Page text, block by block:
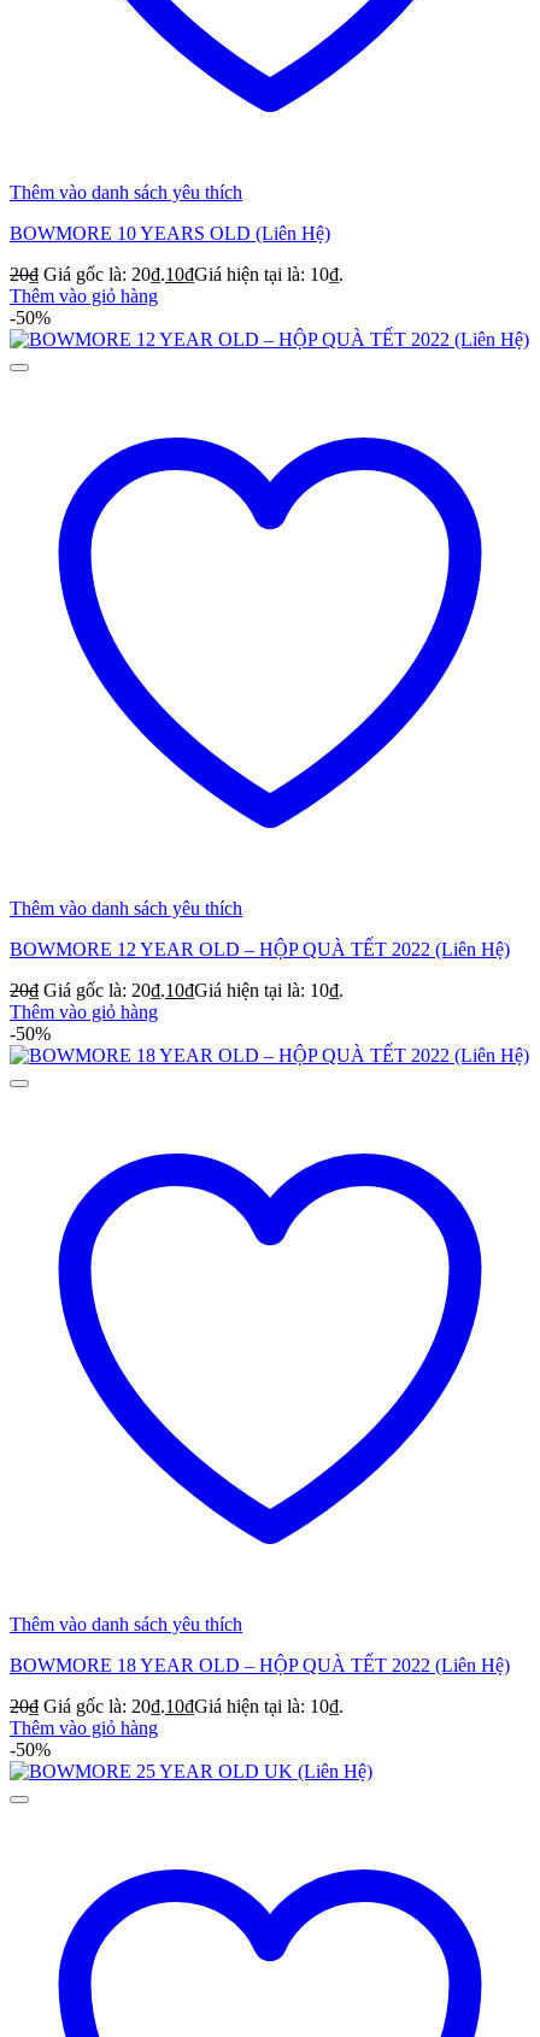
Thêm vào danh sách yêu thích
BOWMORE 10 YEARS OLD (Liên Hệ)
20₫ Giá gốc là: 20₫.10₫Giá hiện tại là: 10₫.
Thêm vào giỏ hàng
-50%
Thêm vào danh sách yêu thích
BOWMORE 12 YEAR OLD – HỘP QUÀ TẾT 2022 (Liên Hệ)
20₫ Giá gốc là: 20₫.10₫Giá hiện tại là: 10₫.
Thêm vào giỏ hàng
-50%
Thêm vào danh sách yêu thích
BOWMORE 18 YEAR OLD – HỘP QUÀ TẾT 2022 (Liên Hệ)
20₫ Giá gốc là: 20₫.10₫Giá hiện tại là: 10₫.
Thêm vào giỏ hàng
-50%